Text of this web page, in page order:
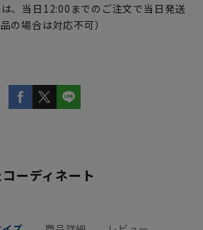
、当日12:00までのご注文で当日発送
の場合は対応不可）
ーディネート